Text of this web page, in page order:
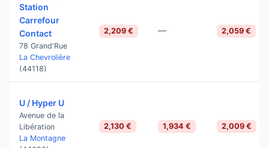
Station
Carrefour
Contact
78 Grand'Rue
La Chevrolière
(44118)
2,209 € — 2,059 €
U / Hyper U
Avenue de la
Libération
La Montagne
2,130 € 1,934 € 2,009 €